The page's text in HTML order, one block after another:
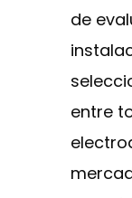
de
entre